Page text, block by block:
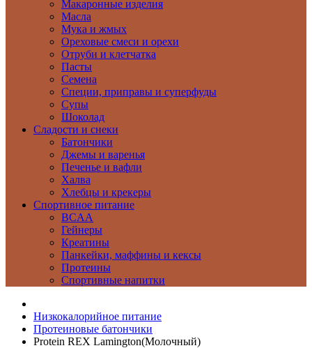
Макаронные изделия
Масла
Мука и жмых
Ореховые смеси и орехи
Отруби и клетчатка
Пасты
Семена
Специи, приправы и суперфуды
Супы
Шоколад
Сладости и снеки
Батончики
Джемы и варенья
Печенье и вафли
Халва
Хлебцы и крекеры
Спортивное питание
BCAA
Гейнеры
Креатины
Панкейки, маффины и кексы
Протеины
Спортивные напитки
Низкокалорийное питание
Протеиновые батончики
Protein REX Lamington(Молочный)